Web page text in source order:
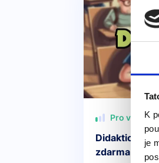
K
je
Pro
Didaktický
zdarma